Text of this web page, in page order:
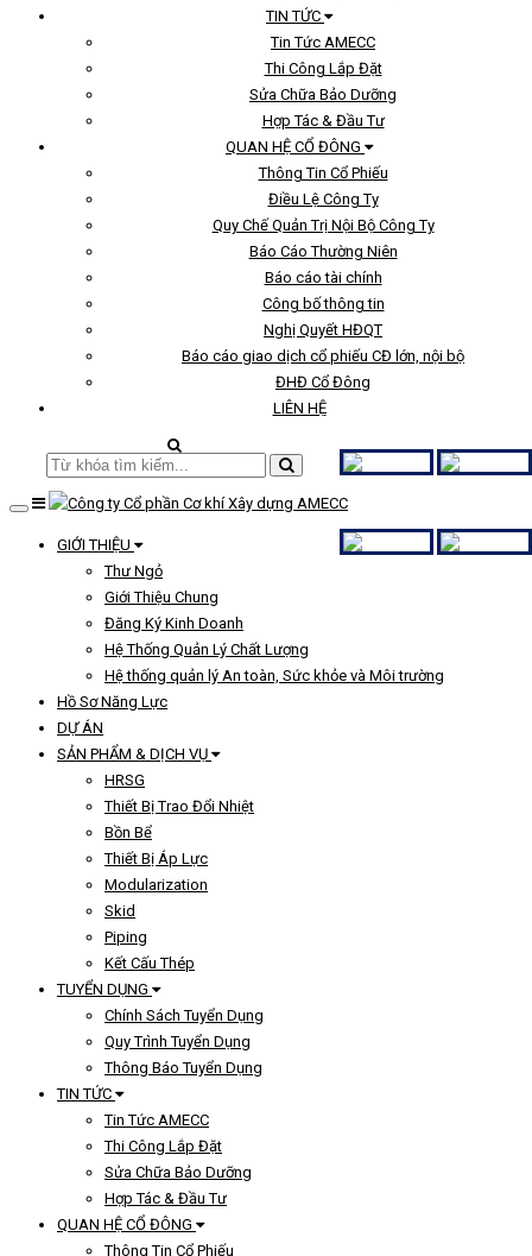
TIN TỨC
Tin Tức AMECC
Thi Công Lắp Đặt
Sửa Chữa Bảo Dưỡng
Hợp Tác & Đầu Tư
QUAN HỆ CỔ ĐÔNG
Thông Tin Cổ Phiếu
Điều Lệ Công Ty
Quy Chế Quản Trị Nội Bộ Công Ty
Báo Cáo Thường Niên
Báo cáo tài chính
Công bố thông tin
Nghị Quyết HĐQT
Báo cáo giao dịch cổ phiếu CĐ lớn, nội bộ
ĐHĐ Cổ Đông
LIÊN HỆ
GIỚI THIỆU
Thư Ngỏ
Giới Thiệu Chung
Đăng Ký Kinh Doanh
Hệ Thống Quản Lý Chất Lượng
Hệ thống quản lý An toàn, Sức khỏe và Môi trường
Hồ Sơ Năng Lực
DỰ ÁN
SẢN PHẨM & DỊCH VỤ
HRSG
Thiết Bị Trao Đổi Nhiệt
Bồn Bể
Thiết Bị Áp Lực
Modularization
Skid
Piping
Kết Cấu Thép
TUYỂN DỤNG
Chính Sách Tuyển Dụng
Quy Trình Tuyển Dụng
Thông Báo Tuyển Dụng
TIN TỨC
Tin Tức AMECC
Thi Công Lắp Đặt
Sửa Chữa Bảo Dưỡng
Hợp Tác & Đầu Tư
QUAN HỆ CỔ ĐÔNG
Thông Tin Cổ Phiếu